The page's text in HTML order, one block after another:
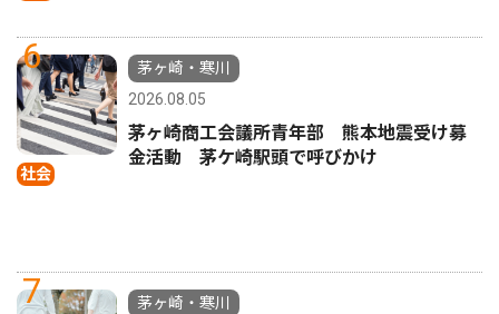
6
社会
茅ヶ崎・寒川
2026.08.05
茅ヶ崎商工会議所青年部 熊本地震受け募
金活動 茅ケ崎駅頭で呼びかけ
7
茅ヶ崎・寒川